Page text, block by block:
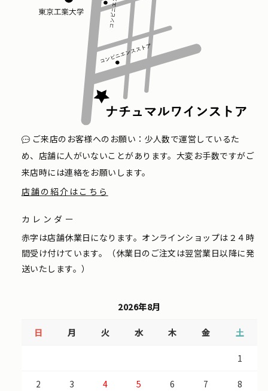
ご来店のお客様へのお願い：少人数で運営しているた
め、店舗に人がいないことがあります。大変お手数ですがご
来店時には連絡をお願いします。
店舗の紹介はこちら
カレンダー
赤字は店舗休業日になります。オンラインショップは２４時
間受け付けています。（休業日のご注文は翌営業日以降に発
送いたします。）
2026年8月
日 月 火 水 木 金 土
1
2 3 4 5 6 7 8